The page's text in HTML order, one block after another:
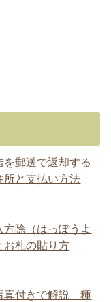
郵送で返却する
と支払い方法
除（はっぽうよ
お札の貼り方
真付きで解説 種